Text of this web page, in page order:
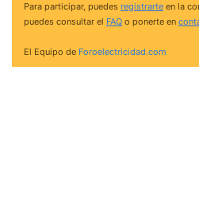
Para participar, puedes registrarte en la
puedes consultar el FAQ o ponerte en
El Equipo de Foroelectricidad.com